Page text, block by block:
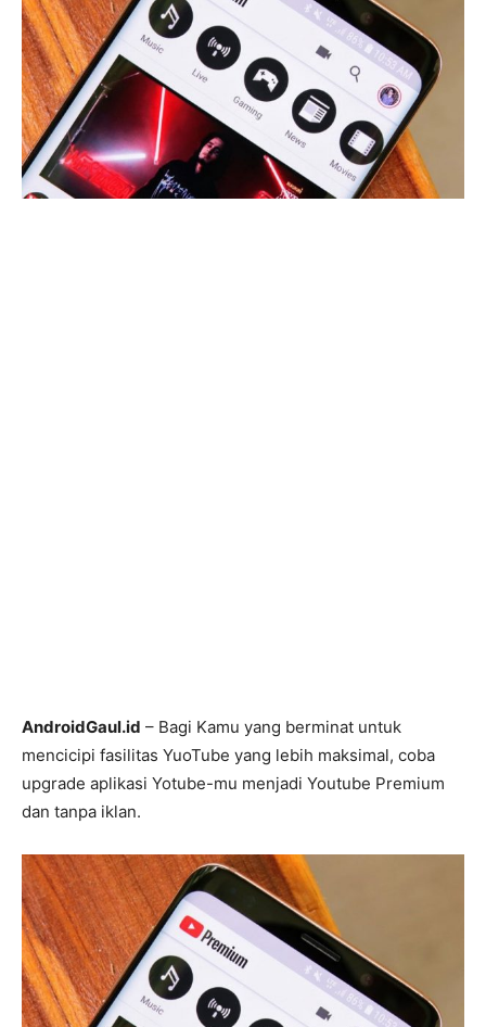
AndroidGaul.id – Bagi Kamu yang berminat untuk
mencicipi fasilitas YuoTube yang lebih maksimal, coba
upgrade aplikasi Yotube-mu menjadi Youtube Premium
dan tanpa iklan.